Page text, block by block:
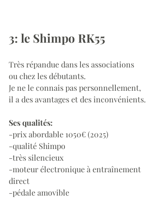
3: le Shimpo RK55
Très répandue dans les associations
ou chez les débutants.
Je ne le connais pas personnellement,
il a des avantages et des inconvénients.
Ses qualités:
-prix abordable 1050€ (2025)
-qualité Shimpo
-très silencieux
-moteur électronique à entraînement
direct
-pédale amovible